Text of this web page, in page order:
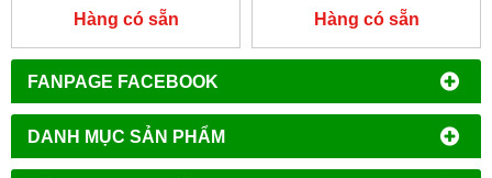
FANPAGE FACEBOOK
DANH MỤC SẢN PHẨM
340 LÍT, CỬA TỰ
ĐÓNG,HÃNG SYSBEL
MODEL: WA810861
Hàng có sẵn
– 227 LÍT, CỬA TỰ
ĐÓNG,HÃNG SYSBEL
MODEL: WA810601
Hàng có sẵn